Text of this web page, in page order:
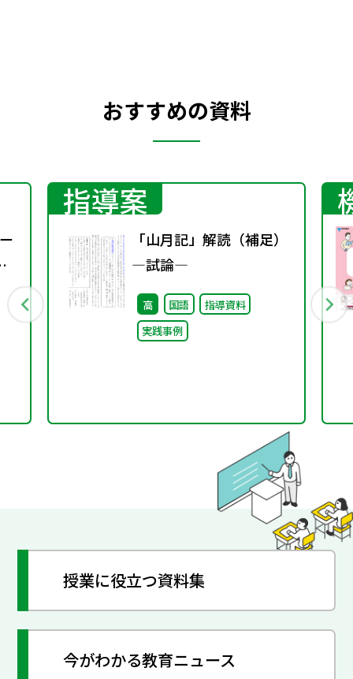
おすすめの資料
指導案
「山月記」解読（補足）
―試論―
高 国語
指導資料
実践事例
授業に役立つ資料集
今がわかる教育ニュース